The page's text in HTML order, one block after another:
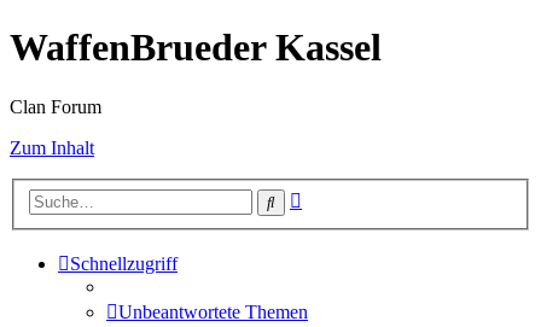
WaffenBrueder Kassel
Clan Forum
Zum Inhalt
Suche
Schnellzugriff
Unbeantwortete Themen